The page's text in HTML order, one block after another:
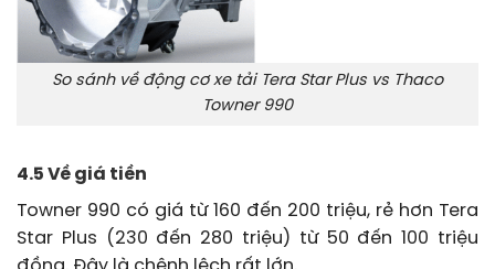
So sánh về động cơ xe tải Tera Star Plus vs Thaco
Towner 990
4.5 Về giá tiền
Towner 990 có giá từ 160 đến 200 triệu, rẻ hơn Tera
Star Plus (230 đến 280 triệu) từ 50 đến 100 triệu